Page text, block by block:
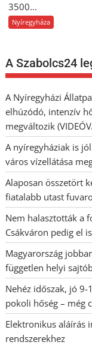
3500...
Nyíregyháza
A Szabolcs24
A Nyíregyházi
elhúzódó, intenzív
megváltozik
A nyíregyháziak is
város vízellátása
Alaposan összetört
fiatalabb utast
Nem halasztották a
Csákváron pedig el
Magyarország
független helyi
Nehéz időszak, jó
pokoli hőség – még
Elektronikus aláírás
rendszerekhez